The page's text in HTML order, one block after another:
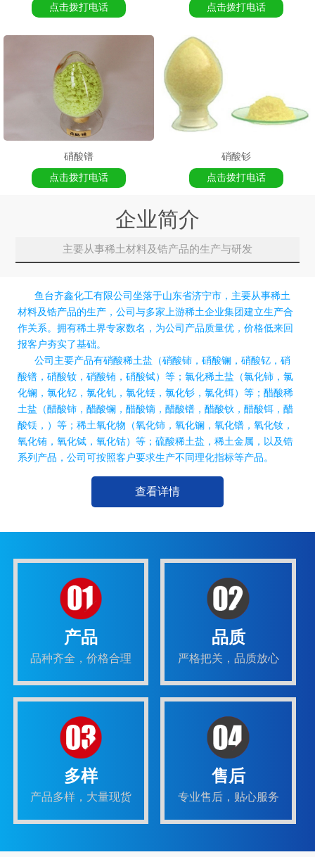
点击拨打电话
点击拨打电话
硝酸镨
点击拨打电话
硝酸钐
点击拨打电话
企业简介
主要从事稀土材料及锆产品的生产与研发
鱼台齐鑫化工有限公司坐落于山东省济宁市，主要从事稀土
材料及锆产品的生产，公司与多家上游稀土企业集团建立生产合
作关系。拥有稀土界专家数名，为公司产品质量优，价格低来回
报客户夯实了基础。
公司主要产品有硝酸稀土盐（硝酸铈，硝酸镧，硝酸钇，硝
酸镨，硝酸钕，硝酸铕，硝酸铽）等；氯化稀土盐（氯化铈，氯
化镧，氯化钇，氯化钆，氯化铥，氯化钐，氯化铒）等；醋酸稀
土盐（醋酸铈，醋酸镧，醋酸镝，醋酸镨，醋酸钬，醋酸铒，醋
酸铥，）等；稀土氧化物（氧化铈，氧化镧，氧化镨，氧化钕，
氧化铕，氧化铽，氧化钴）等；硫酸稀土盐，稀土金属，以及锆
系列产品，公司可按照客户要求生产不同理化指标等产品。
查看详情
产品
品种齐全，价格合理
品质
严格把关，品质放心
多样
产品多样，大量现货
售后
专业售后，贴心服务